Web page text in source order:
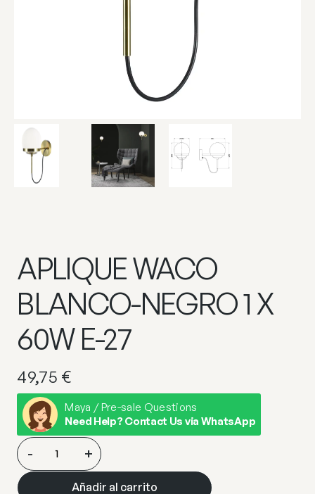
APLIQUE WACO
BLANCO-NEGRO 1 X
60W E-27
49,75 €
Maya / Pre-sale Questions
Need Help? Contact Us via WhatsApp
APLIQUE
WACO
BLANCO-
- +
Añadir al carrito